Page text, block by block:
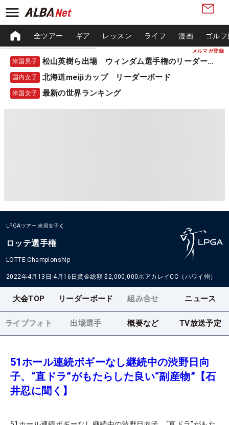
メルマガ登録
全ツアー ギア レッスン ライフ 漫画 ゴル
米国男子 松山英樹ら出場 ウィンダム選手権のリーダーボード
国内女子 北海道meijiカップ リーダーボード
米国女子 最新の世界ランキング
LPGAツアー 米国女子
ロッテ選手権
LOTTE Championship
2022年4月13日-4月16日賞金総額 $2,000,000ホアカレイCC（ハワイ州）
大会TOP リーダーボード 組み合せ ニュース
ライブフォト 出場選手 概要など TV放送予定
51ホール連続ボギーなし継続中の渋野日向
子、“直ドラ”がもたらした良い“副産物”【石
井忍に聞く】